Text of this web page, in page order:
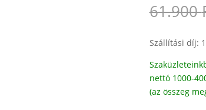
61.900
Szállítási díj:
nettó 1000-
(az összeg